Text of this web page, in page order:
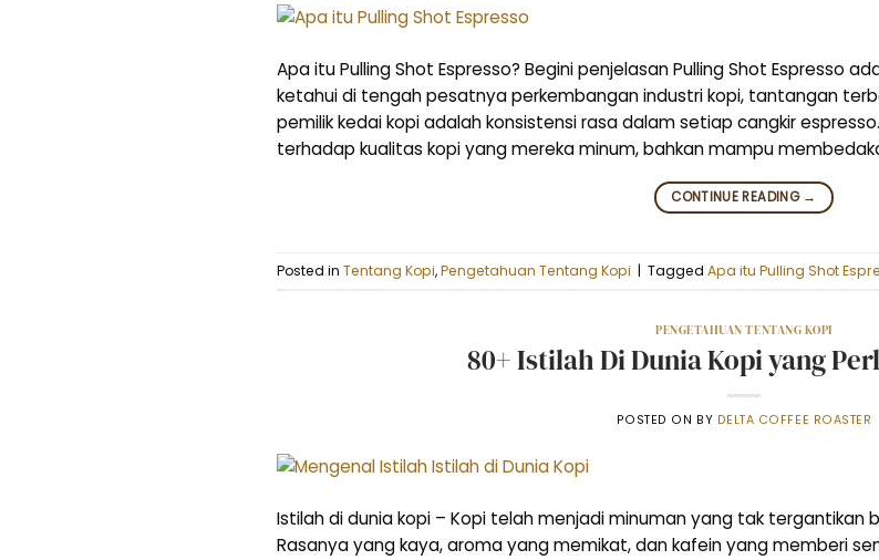
Apa itu Pulling Shot Espresso? Begini penjelasan Pulling Shot Espresso
ketahui di tengah pesatnya perkembangan industri kopi, tantangan
pemilik kedai kopi adalah konsistensi rasa dalam setiap cangkir
terhadap kualitas kopi yang mereka minum, bahkan mampu
CONTINUE READING →
Posted in Tentang Kopi,Pengetahuan Tentang Kopi | Tagged Apa itu Pulling Shot
PENGETAHUAN TENTANG KOPI
80+ Istilah Di Dunia Kopi yang
POSTED ON BY DELTA COFFEE ROASTER
Istilah di dunia kopi – Kopi telah menjadi minuman yang tak tergantikan
Rasanya yang kaya, aroma yang memikat, dan kafein yang memberi